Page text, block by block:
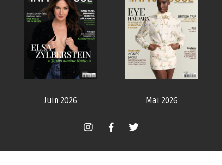
Juin 2026 Mai 2026